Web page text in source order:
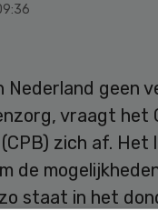
Nederland geen
vraagt het
zich af. Het
de
staat in het